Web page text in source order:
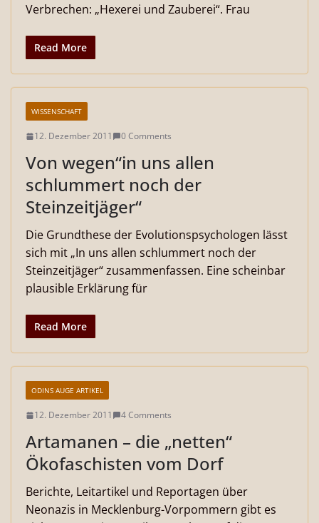
Verbrechen: „Hexerei und Zauberei“. Frau
Read More
WISSENSCHAFT
12. Dezember 2011 0 Comments
Von wegen“in uns allen
schlummert noch der
Steinzeitjäger“
Die Grundthese der Evolutionspsychologen lässt
sich mit „In uns allen schlummert noch der
Steinzeitjäger“ zusammenfassen. Eine scheinbar
plausible Erklärung für
Read More
ODINS AUGE ARTIKEL
12. Dezember 2011 4 Comments
Artamanen – die „netten“
Ökofaschisten vom Dorf
Berichte, Leitartikel und Reportagen über
Neonazis in Mecklenburg-Vorpommern gibt es